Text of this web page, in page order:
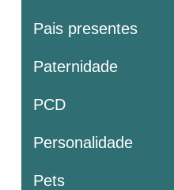
Pais presentes
Paternidade
PCD
Personalidade
Pets